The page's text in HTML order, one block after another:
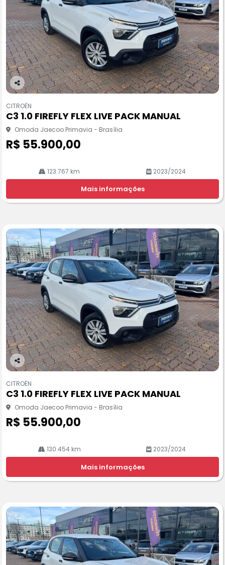
Co
pa
rtil
he
CITROËN
C3 1.0 FIREFLY FLEX LIVE PACK MANUAL
Omoda Jaecoo Primavia - Brasília
R$ 55.900,00
123.767 km 2023/2024
Mais informações
Co
pa
rtil
he
CITROËN
C3 1.0 FIREFLY FLEX LIVE PACK MANUAL
Omoda Jaecoo Primavia - Brasília
R$ 55.900,00
130.454 km 2023/2024
Mais informações